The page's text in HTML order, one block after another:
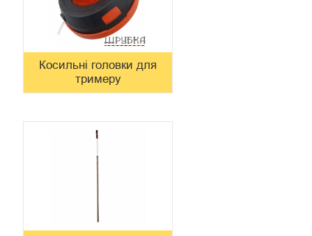
Косильні головки для
тримеру